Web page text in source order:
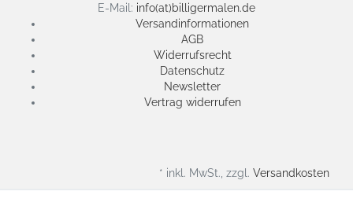
E-Mail: info(at)billigermalen.de
Versandinformationen
AGB
Widerrufsrecht
Datenschutz
Newsletter
Vertrag widerrufen
* inkl. MwSt., zzgl. Versandkosten